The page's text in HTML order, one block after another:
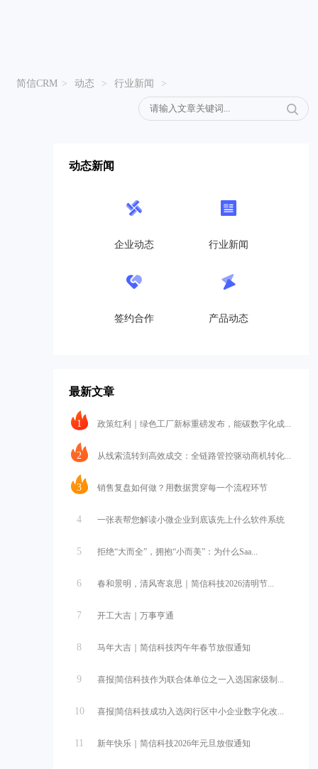
简信CRM > 动态 > 行业新闻 >
动态新闻
企业动态 行业新闻
签约合作 产品动态
最新文章
1 政策红利｜绿色工厂新标重磅发布，能碳数字化成...
2 从线索流转到高效成交：全链路管控驱动商机转化...
3 销售复盘如何做？用数据贯穿每一个流程环节
4 一张表帮您解读小微企业到底该先上什么软件系统
5 拒绝“大而全”，拥抱“小而美”：为什么Saa...
6 春和景明，清风寄哀思｜简信科技2026清明节...
7 开工大吉｜万事亨通
8 马年大吉｜简信科技丙午年春节放假通知
9 喜报|简信科技作为联合体单位之一入选国家级制...
10 喜报|简信科技成功入选闵行区中小企业数字化改...
11 新年快乐｜简信科技2026年元旦放假通知